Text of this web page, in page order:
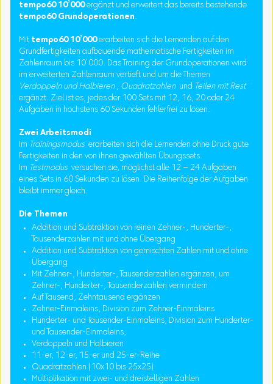
tempo60 10’000ergänzt und erweitert das bereits bestehende
tempo60 Grundoperationen.
Mit tempo60 10’000erarbeiten sich die Lernenden auf den
Grundfertigkeiten aufbauende mathematische Fertigkeiten im
Zahlenraum bis 10’000. Das Training der Grundoperationen wird
im erweiterten Zahlenraum vertieft und um die Themen
Verdoppeln und Halbieren, Quadratzahlenund Teilen mit Rest
ergänzt. Ziel ist es, jedes der 100 Sets mit 12, 16, 20 oder 24
Aufgaben in höchstens 60 Sekunden fehlerfrei zu lösen.
Zwei Arbeitsmodi
Im Trainingsmodus erarbeiten sich die Lernenden ohne Druck gute
Fertigkeiten in den von ihnen gewählten Übungssets.
Im Testmodus versuchen sie, möglichst alle 12 – 24 Aufgaben
eines Sets in 60 Sekunden zu lösen. Die Reihenfolge der Aufgaben
bleibt immer gleich.
Die Themen
Addition und Subtraktion von reinen Zehner-, Hunderter-,
Tausenderzahlen mit und ohne Übergang
Addition und Subtraktion von gemischten Zahlen mit und ohne
Übergang
Mit Zehner-, Hunderter-, Tausenderzahlen ergänzen, um
Zehner-, Hunderter-, Tausenderzahlen vermindern
Auf Tausend, Zehntausend ergänzen
Zehner-Einmaleins, Division zum Zehner-Einmaleins
Hunderter- und Tausender-Einmaleins, Division zum Hunderter-
und Tausender-Einmaleins,
Verdoppeln und Halbieren
11-er, 12-er, 15-er und 25-er-Reihe
Quadratzahlen (10x10 bis 25x25)
Multiplikation mit zwei- und dreistelligen Zahlen